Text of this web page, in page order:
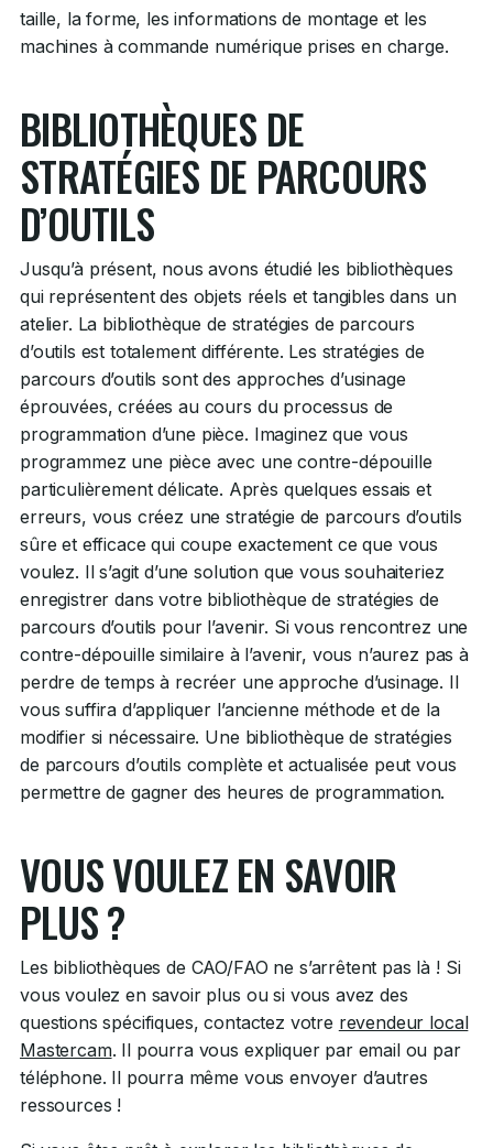
taille, la forme, les informations de montage et les
machines à commande numérique prises en charge.
BIBLIOTHÈQUES DE
STRATÉGIES DE PARCOURS
D’OUTILS
Jusqu’à présent, nous avons étudié les bibliothèques
qui représentent des objets réels et tangibles dans un
atelier. La bibliothèque de stratégies de parcours
d’outils est totalement différente. Les stratégies de
parcours d’outils sont des approches d’usinage
éprouvées, créées au cours du processus de
programmation d’une pièce. Imaginez que vous
programmez une pièce avec une contre-dépouille
particulièrement délicate. Après quelques essais et
erreurs, vous créez une stratégie de parcours d’outils
sûre et efficace qui coupe exactement ce que vous
voulez. Il s’agit d’une solution que vous souhaiteriez
enregistrer dans votre bibliothèque de stratégies de
parcours d’outils pour l’avenir. Si vous rencontrez une
contre-dépouille similaire à l’avenir, vous n’aurez pas à
perdre de temps à recréer une approche d’usinage. Il
vous suffira d’appliquer l’ancienne méthode et de la
modifier si nécessaire. Une bibliothèque de stratégies
de parcours d’outils complète et actualisée peut vous
permettre de gagner des heures de programmation.
VOUS VOULEZ EN SAVOIR
PLUS ?
Les bibliothèques de CAO/FAO ne s’arrêtent pas là ! Si
vous voulez en savoir plus ou si vous avez des
questions spécifiques, contactez votre revendeur local
Mastercam. Il pourra vous expliquer par email ou par
téléphone. Il pourra même vous envoyer d’autres
ressources !